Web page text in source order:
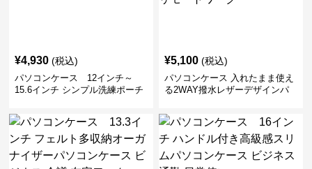
¥4,930 (税込)
パソコンケース 12インチ～
15.6インチ シンプル洗練ポーチ
勤 日常使い
¥5,100 (税込)
パソコンケース 入れたまま使え
る2WAY撥水レザーデザインパ
通勤 通学 出張 リモートワーク